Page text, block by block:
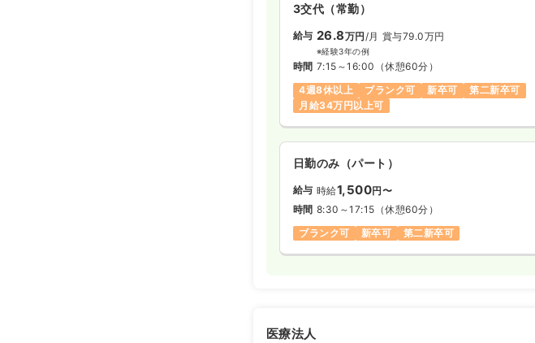
3交代（常勤）
給与 26.8万円/月 賞与79.0万円
※経験3年の例
時間 7:15～16:00 （休憩60分）
4週8休以上
ブランク可 新卒可
第二新卒可
月給34万円以上可
日勤のみ（パート）
給与 時給1,500円〜
時間 8:30～17:15 （休憩60分）
ブランク可
新卒可 第二新卒可
医療法人